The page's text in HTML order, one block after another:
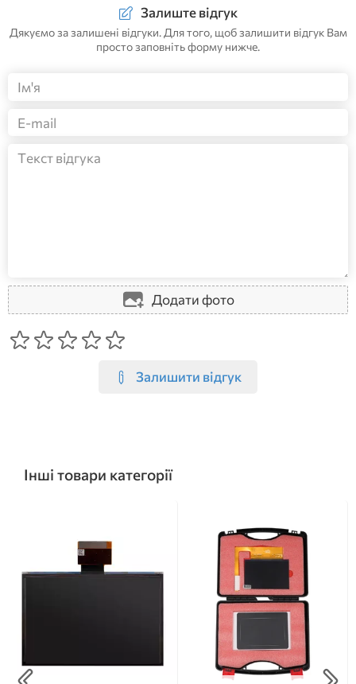
Залиште відгук
Дякуємо за залишені відгуки. Для того, щоб залишити відгук Вам
просто заповніть форму нижче.
Додати фото
Залишити відгук
Інші товари категорії